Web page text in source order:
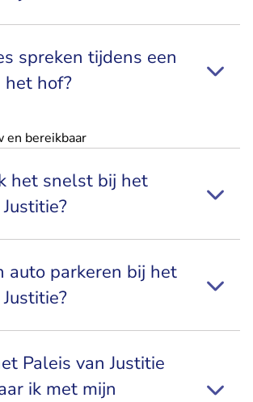
spreken tijdens een
hof?
en bereikbaar
het snelst bij het
auto parkeren bij het
Paleis van Justitie
ik met mijn